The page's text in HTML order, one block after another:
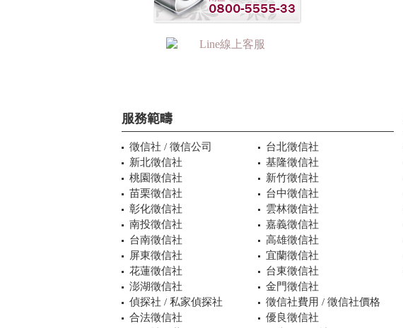
服務範疇
徵信社 / 徵信公司
台北徵信社
新北徵信社
基隆徵信社
桃園徵信社
新竹徵信社
苗栗徵信社
台中徵信社
彰化徵信社
雲林徵信社
南投徵信社
嘉義徵信社
台南徵信社
高雄徵信社
屏東徵信社
宜蘭徵信社
花蓮徵信社
台東徵信社
澎湖徵信社
金門徵信社
偵探社 / 私家偵探社
徵信社費用 / 徵信社價格
合法徵信社
優良徵信社